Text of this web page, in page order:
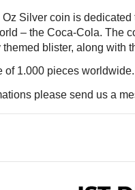
Silver coin is
– the Coca-Cola. The
blister, along with
of 1.000 pieces worldwide.
please send us a